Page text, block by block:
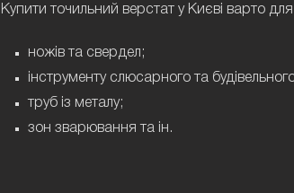
Купити точильний верстат у Києві варто
ножів та свердел;
інструменту слюсарного та
труб із металу;
зон зварювання та ін.